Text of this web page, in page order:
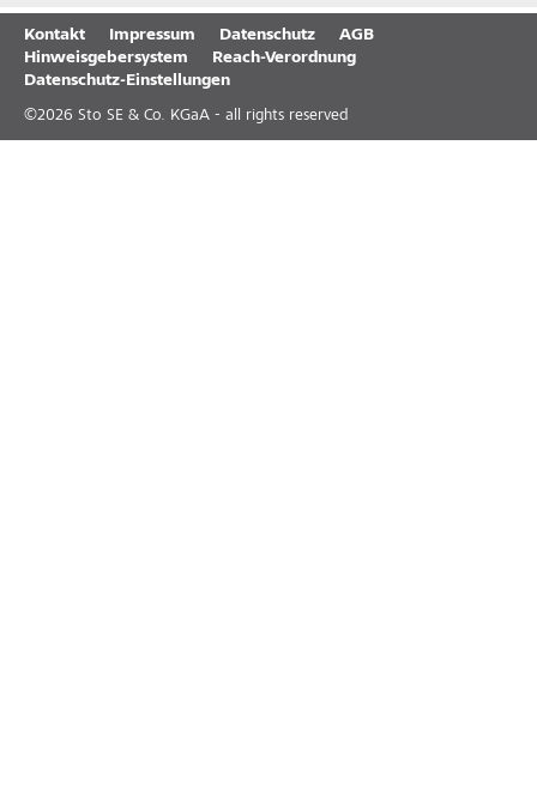
Kontakt Impressum Datenschutz
AGB
Hinweisgebersystem
Reach-Verordnung
Datenschutz-Einstellungen
©2026 Sto SE & Co. KGaA - all rights reserved